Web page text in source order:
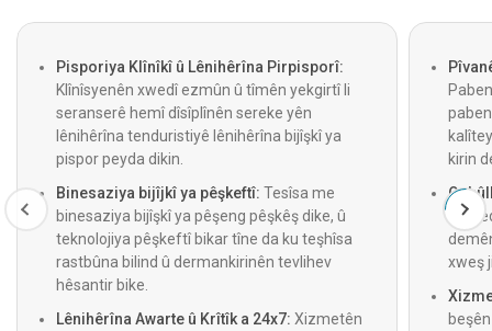
Pisporiya Klînîkî û Lênihêrîna Pirpisporî:
Klînîsyenên xwedî ezmûn û tîmên yekgirtî li
seranserê hemî dîsîplînên sereke yên
lênihêrîna tenduristiyê lênihêrîna bijîşkî ya
pispor peyda dikin.
Binesaziya bijîjkî ya pêşkeftî: Tesîsa me
binesaziya bijîşkî ya pêşeng pêşkêş dike, û
teknolojiya pêşkeftî bikar tîne da ku teşhîsa
rastbûna bilind û dermankirinên tevlihev
hêsantir bike.
Lênihêrîna Awarte û Krîtîk a 24x7: Xizmetên
kirin
xweş